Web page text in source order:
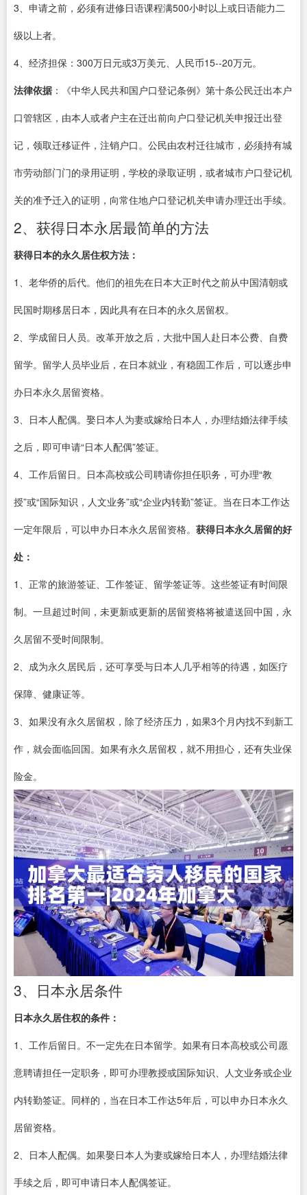
3、申请之前，必须有进修日语课程满500小时以上或日语能力二
级以上者。
4、经济担保：300万日元或3万美元、人民币15--20万元。
法律依据 ：《中华人民共和国户口登记条例》第十条公民迁出本户
口管辖区，由本人或者户主在迁出前向户口登记机关申报迁出登
记，领取迁移证件，注销户口。公民由农村迁往城市，必须持有城
市劳动部门门的录用证明，学校的录取证明，或者城市户口登记机
关的准予迁入的证明，向常住地户口登记机关申请办理迁出手续。
2、获得日本永居最简单的方法
获得日本的永久居住权方法：
1、老华侨的后代。他们的祖先在日本大正时代之前从中国清朝或
民国时期移居日本，因此具有在日本的永久居留权。
2、学成留日人员。改革开放之后，大批中国人赴日本公费、自费
留学。留学人员毕业后，在日本就业，有稳固工作后，可以逐步申
办日本永久居留资格。
3、日本人配偶。娶日本人为妻或嫁给日本人，办理结婚法律手续
之后，即可申请“日本人配偶”签证。
4、工作后留日。日本高校或公司聘请你担任职务，可办理“教
授”或“国际知识，人文业务”或“企业内转勤”签证。当在日本工作达
一定年限后，可以申办日本永久居留资格。 获得日本永久居留的好
处：
1、正常的旅游签证、工作签证、留学签证等。这些签证有时间限
制。一旦超过时间，未更新或更新的居留资格将被遣送回中国，永
久居留不受时间限制。
2、成为永久居民后，还可享受与日本人几乎相等的待遇，如医疗
保障、健康证等。
3、如果没有永久居留权，除了经济压力，如果3个月内找不到新工
作，就会面临回国。如果有永久居留权，就不用担心，还有失业保
险金。
3、日本永居条件
日本永久居住权的条件：
1、工作后留日。不一定先在日本留学。如果有日本高校或公司愿
意聘请担任一定职务，即可办理教授或国际知识、人文业务或企业
内转勤签证。同样的，当在日本工作达5年后，可以申办日本永久
居留资格。
2、日本人配偶。如果娶日本人为妻或嫁给日本人，办理结婚法律
手续之后，即可申请日本人配偶签证。